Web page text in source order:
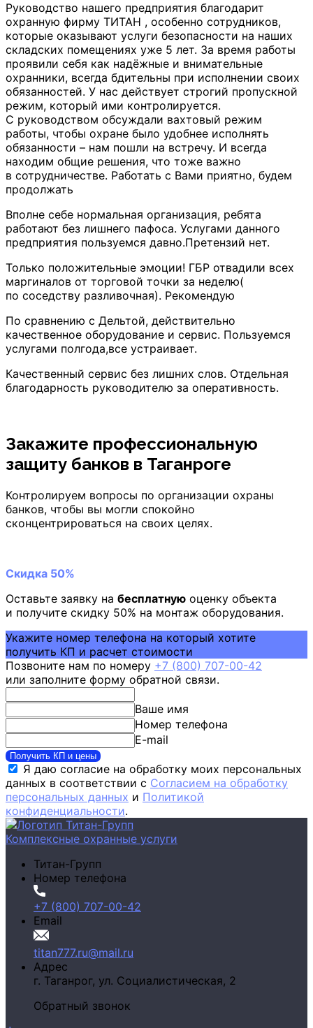
Руководство нашего предприятия благодарит
охранную фирму ТИТАН , особенно сотрудников,
которые оказывают услуги безопасности на наших
складских помещениях уже 5 лет. За время работы
проявили себя как надёжные и внимательные
охранники, всегда бдительны при исполнении своих
обязанностей. У нас действует строгий пропускной
режим, который ими контролируется.
С руководством обсуждали вахтовый режим
работы, чтобы охране было удобнее исполнять
обязанности – нам пошли на встречу. И всегда
находим общие решения, что тоже важно
в сотрудничестве. Работать с Вами приятно, будем
продолжать
Вполне себе нормальная организация, ребята
работают без лишнего пафоса. Услугами данного
предприятия пользуемся давно.Претензий нет.
Только положительные эмоции! ГБР отвадили всех
маргиналов от торговой точки за неделю(
по соседству разливочная). Рекомендую
По сравнению с Дельтой, действительно
качественное оборудование и сервис. Пользуемся
услугами полгода,все устраивает.
Качественный сервис без лишних слов. Отдельная
благодарность руководителю за оперативность.
Закажите профессиональную
защиту банков в Таганроге
Контролируем вопросы по организации охраны
банков, чтобы вы могли спокойно
сконцентрироваться на своих целях.
Скидка 50%
Оставьте заявку на бесплатную оценку объекта
и получите скидку 50% на монтаж оборудования.
Укажите номер телефона на который хотите
получить КП и расчет стоимости
Позвоните нам по номеру +7 (800) 707-00-42
или заполните форму обратной связи.
Ваше имя
Номер телефона
E-mail
Получить КП и цены
Я даю согласие на обработку моих персональных
данных в соответствии с Согласием на обработку
персональных данных и Политикой
конфиденциальности.
Комплексные охранные услуги
Титан-Групп
Номер телефона
+7 (800) 707-00-42
Email
titan777.ru@mail.ru
Адрес
г. Таганрог, ул. Социалистическая, 2
Обратный звонок